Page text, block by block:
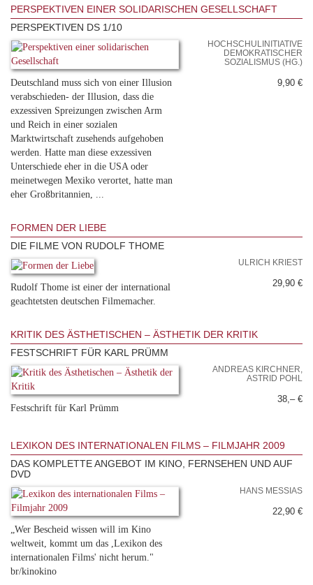
PERSPEKTIVEN EINER SOLIDARISCHEN GESELLSCHAFT
PERSPEKTIVEN DS 1/10
Deutschland muss sich von einer Illusion
verabschieden- der Illusion, dass die
exzessiven Spreizungen zwischen Arm
und Reich in einer sozialen
Marktwirtschaft zusehends aufgehoben
werden. Hatte man diese exzessiven
Unterschiede eher in die USA oder
meinetwegen Mexiko verortet, hatte man
eher Großbritannien, ...
HOCHSCHULINITIATIVE
DEMOKRATISCHER
SOZIALISMUS (HG.)
9,90 €
FORMEN DER LIEBE
DIE FILME VON RUDOLF THOME
Rudolf Thome ist einer der international
geachtetsten deutschen Filmemacher.
ULRICH KRIEST
29,90 €
KRITIK DES ÄSTHETISCHEN – ÄSTHETIK DER KRITIK
FESTSCHRIFT FÜR KARL PRÜMM
Festschrift für Karl Prümm
ANDREAS KIRCHNER,
ASTRID POHL
38,– €
LEXIKON DES INTERNATIONALEN FILMS – FILMJAHR 2009
DAS KOMPLETTE ANGEBOT IM KINO, FERNSEHEN UND AUF
DVD
„Wer Bescheid wissen will im Kino
weltweit, kommt um das ,Lexikon des
internationalen Films' nicht herum."
br/kinokino
HANS MESSIAS
22,90 €